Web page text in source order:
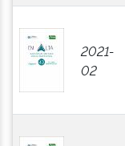
2021-
02